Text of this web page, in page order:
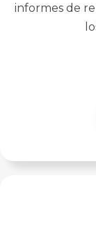
informes de